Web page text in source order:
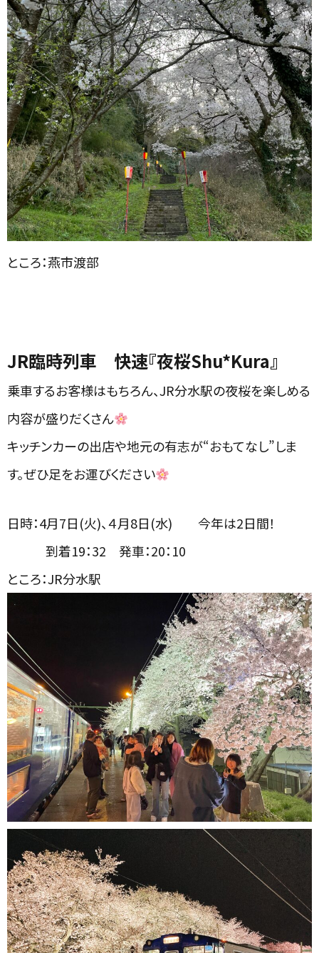
ところ：燕市渡部
JR臨時列車 快速『夜桜Shu*Kura』
乗車するお客様はもちろん、JR分水駅の夜桜を楽しめる
内容が盛りだくさん
キッチンカーの出店や地元の有志が“おもてなし”しま
す。ぜひ足をお運びください
日時：4月7日(火)、４月8日(水) 今年は2日間！
到着19：32 発車：20：10
ところ：JR分水駅